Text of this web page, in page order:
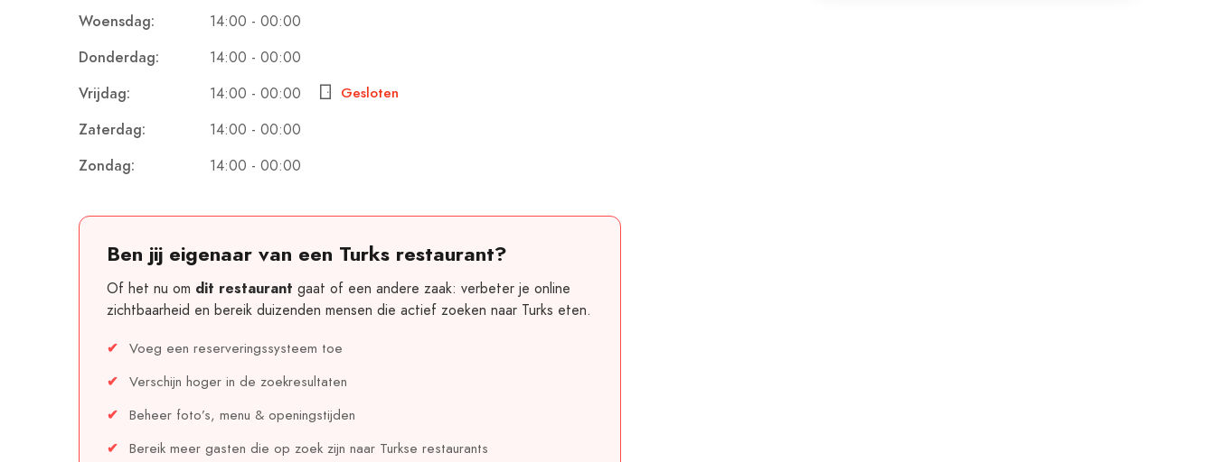
Woensdag: 14:00 - 00:00
Donderdag: 14:00 - 00:00
Vrijdag: 14:00 - 00:00 Gesloten
Zaterdag: 14:00 - 00:00
Zondag: 14:00 - 00:00
Ben jij eigenaar van een Turks restaurant?
Of het nu om dit restaurant gaat of een andere zaak: verbeter je online
zichtbaarheid en bereik duizenden mensen die actief zoeken naar Turks eten.
Voeg een reserveringssysteem toe
Verschijn hoger in de zoekresultaten
Beheer foto’s, menu & openingstijden
Bereik meer gasten die op zoek zijn naar Turkse restaurants